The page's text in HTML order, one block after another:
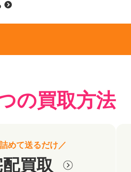
の買取方法
めて送るだけ／
買取